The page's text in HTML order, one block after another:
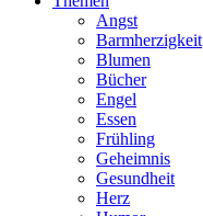
Angst
Barmherzigkeit
Blumen
Bücher
Engel
Essen
Frühling
Geheimnis
Gesundheit
Herz